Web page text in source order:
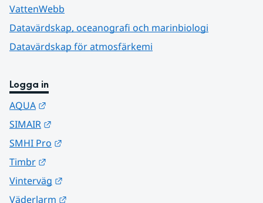
VattenWebb
Datavärdskap, oceanografi och marinbiologi
Datavärdskap för atmosfärkemi
Logga in
AQUA
SIMAIR
SMHI Pro
Timbr
Vinterväg
Väderlarm